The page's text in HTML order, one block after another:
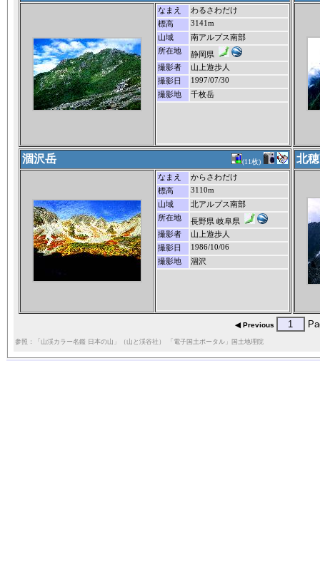
なまえ
わるさわだけ
標高
3141m
山域
南アルプス南部
所在地
静岡県
撮影者
山上遊歩人
撮影日
1997/07/30
撮影地
千枚岳
涸沢岳
(11枚)
なまえ
からさわだけ
標高
3110m
山域
北アルプス南部
所在地
長野県 岐阜県
撮影者
山上遊歩人
撮影日
1986/10/06
撮影地
涸沢
北
◀ Previous
参照：「山渓カラー名鑑 日本の山」（山と渓谷社） 「電子国土ポータル」国土地理院